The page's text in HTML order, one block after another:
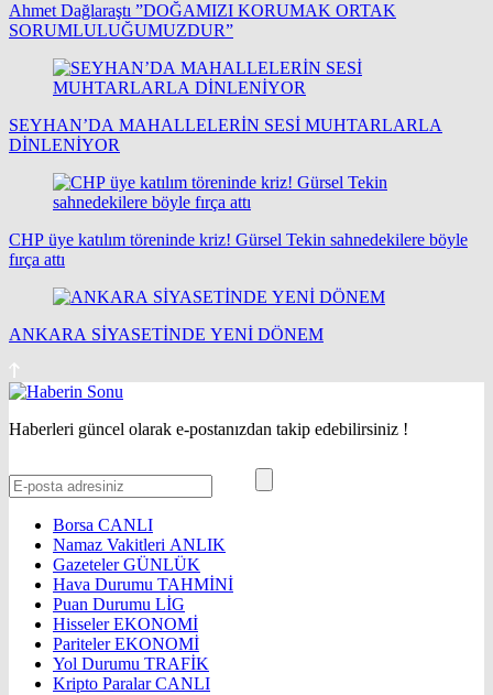
Ahmet Dağlaraştı ”DOĞAMIZI KORUMAK ORTAK
SORUMLULUĞUMUZDUR”
SEYHAN’DA MAHALLELERİN SESİ MUHTARLARLA
DİNLENİYOR
CHP üye katılım töreninde kriz! Gürsel Tekin sahnedekilere böyle
fırça attı
ANKARA SİYASETİNDE YENİ DÖNEM
Haberleri güncel olarak e-postanızdan takip edebilirsiniz !
Borsa CANLI
Namaz Vakitleri ANLIK
GazetelerGÜNLÜK
Hava Durumu TAHMİNİ
Puan Durumu LİG
HisselerEKONOMİ
ParitelerEKONOMİ
Yol Durumu TRAFİK
Kripto ParalarCANLI